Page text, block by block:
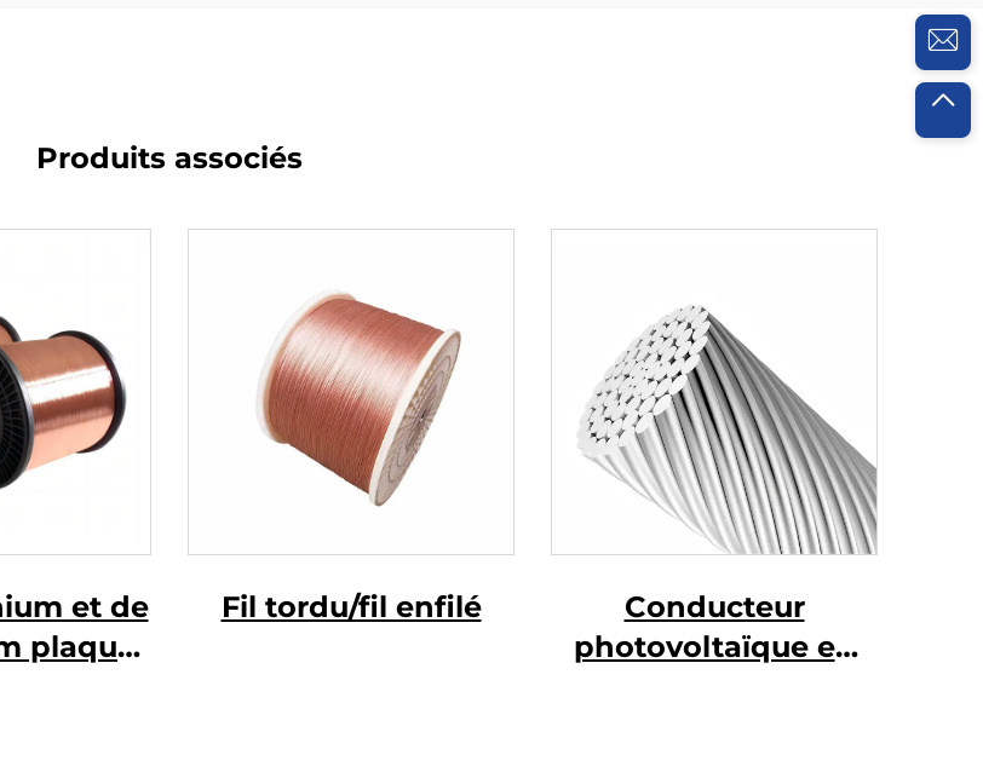
Produits associés
et de
plaqué
Fil tordu/fil enfilé
Conducteur
photovoltaïque en